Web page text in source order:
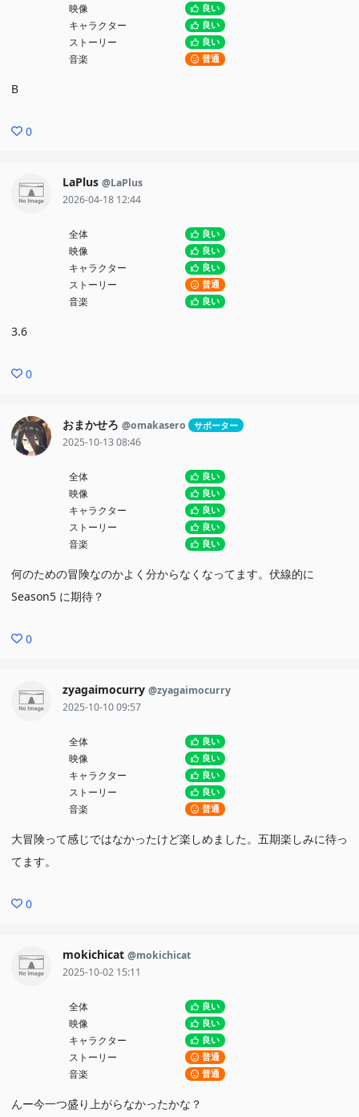
映像 良い
キャラクター 良い
ストーリー 良い
音楽 普通
B
0
LaPlus @LaPlus
2026-04-18 12:44
全体 良い
映像 良い
キャラクター 良い
ストーリー 普通
音楽 良い
3.6
0
おまかせろ @omakasero サポーター
2025-10-13 08:46
全体 良い
映像 良い
キャラクター 良い
ストーリー 良い
音楽 良い
何のための冒険なのかよく分からなくなってます。伏線的に
Season5 に期待？
0
zyagaimocurry @zyagaimocurry
2025-10-10 09:57
全体 良い
映像 良い
キャラクター 良い
ストーリー 良い
音楽 普通
大冒険って感じではなかったけど楽しめました。五期楽しみに待っ
てます。
0
mokichicat @mokichicat
2025-10-02 15:11
全体 良い
映像 良い
キャラクター 良い
ストーリー 普通
音楽 普通
んー今一つ盛り上がらなかったかな？